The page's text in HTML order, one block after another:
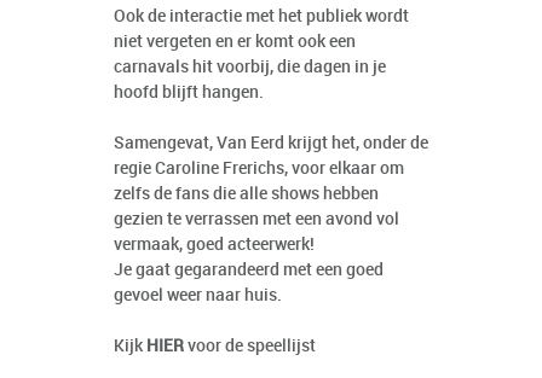
Ook de interactie met het publiek wordt
niet vergeten en er komt ook een
carnavals hit voorbij, die dagen in je
hoofd blijft hangen.
Samengevat, Van Eerd krijgt het, onder de
regie Caroline Frerichs, voor elkaar om
zelfs de fans die alle shows hebben
gezien te verrassen met een avond vol
vermaak, goed acteerwerk!
Je gaat gegarandeerd met een goed
gevoel weer naar huis.
Kijk HIER voor de speellijst